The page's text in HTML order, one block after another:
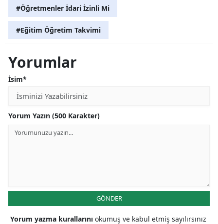
#Öğretmenler İdari İzinli Mi
#Eğitim Öğretim Takvimi
Yorumlar
İsim*
Yorum Yazın (500 Karakter)
GÖNDER
Yorum yazma kurallarını okumuş ve kabul etmiş sayılırsınız